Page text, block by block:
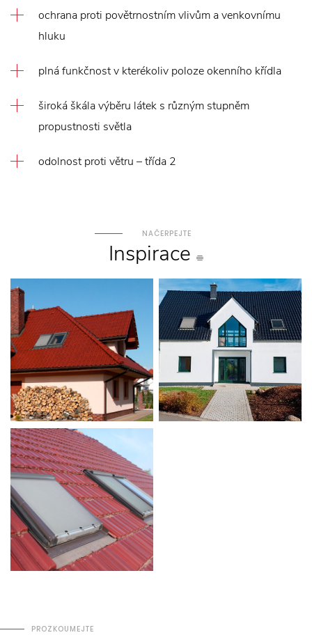
ochrana proti povětrnostním vlivům a venkovnímu
hluku
plná funkčnost v kterékoliv poloze okenního křídla
široká škála výběru látek s různým stupněm
propustnosti světla
odolnost proti větru – třída 2
NAČERPEJTE
Inspirace
PROZKOUMEJTE